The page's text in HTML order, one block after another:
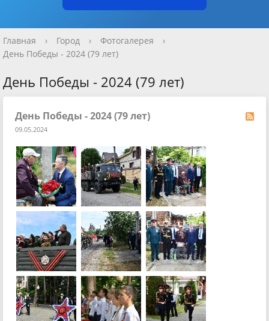
Главная › Город › Фотогалерея
›
День Победы - 2024 (79 лет)
День Победы - 2024 (79 лет)
День Победы - 2024 (79 лет)
09.05.2024